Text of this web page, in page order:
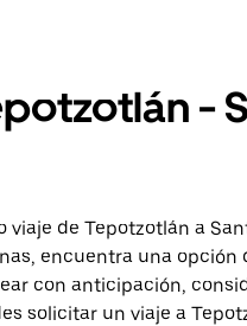
-
de Tepotzotlán a
encuentra una opción
con anticipación,
solicitar un viaje a